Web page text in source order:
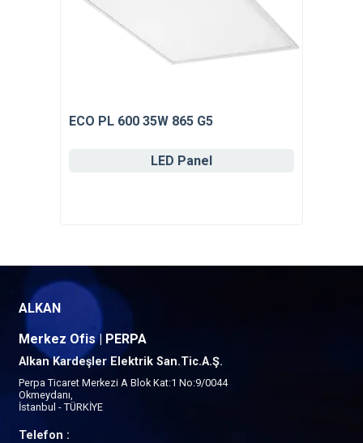
ECO PL 600 35W 865 G5
LED Panel
ALKAN
Merkez Ofis | PERPA
Alkan Kardeşler Elektrik San.Tic.A.Ş.
Perpa Ticaret Merkezi A Blok Kat:1 No:9/0044
Okmeydanı,
İstanbul - TÜRKİYE
Telefon :